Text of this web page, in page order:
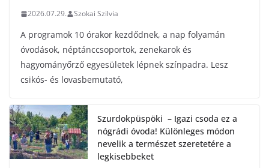
2026.07.29. Szokai Szilvia
A programok 10 órakor kezdődnek, a nap folyamán
óvodások, néptánccsoportok, zenekarok és
hagyományőrző egyesületek lépnek színpadra. Lesz
csikós- és lovasbemutató,
Szurdokpüspöki – Igazi csoda ez a
nógrádi óvoda! Különleges módon
nevelik a természet szeretetére a
legkisebbeket